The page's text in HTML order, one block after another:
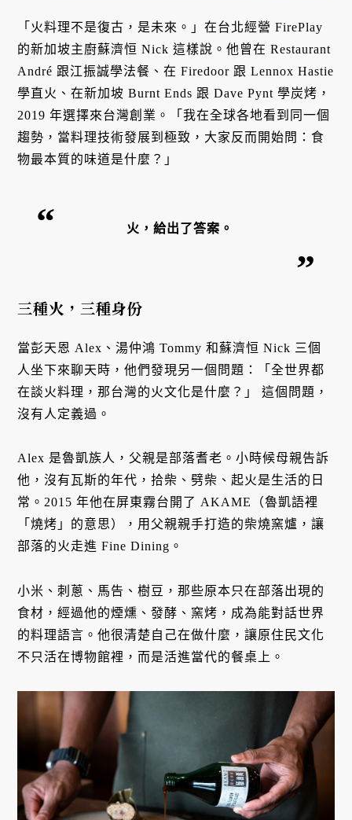
「火料理不是復古，是未來。」在台北經營 FirePlay
的新加坡主廚蘇濟恒 Nick 這樣說。他曾在 Restaurant
André 跟江振誠學法餐、在 Firedoor 跟 Lennox Hastie
學直火、在新加坡 Burnt Ends 跟 Dave Pynt 學炭烤，
2019 年選擇來台灣創業。「我在全球各地看到同一個
趨勢，當料理技術發展到極致，大家反而開始問：食
物最本質的味道是什麼？」
火，給出了答案。
三種火，三種身份
當彭天恩 Alex、湯仲鴻 Tommy 和蘇濟恒 Nick 三個
人坐下來聊天時，他們發現另一個問題：「全世界都
在談火料理，那台灣的火文化是什麼？」 這個問題，
沒有人定義過。
Alex 是魯凱族人，父親是部落耆老。小時候母親告訴
他，沒有瓦斯的年代，拾柴、劈柴、起火是生活的日
常。2015 年他在屏東霧台開了 AKAME（魯凱語裡
「燒烤」的意思），用父親親手打造的柴燒窯爐，讓
部落的火走進 Fine Dining。
小米、刺蔥、馬告、樹豆，那些原本只在部落出現的
食材，經過他的煙燻、發酵、窯烤，成為能對話世界
的料理語言。他很清楚自己在做什麼，讓原住民文化
不只活在博物館裡，而是活進當代的餐桌上。